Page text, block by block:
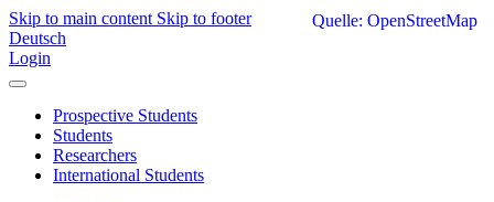
Skip to main content Skip to footer
Deutsch
Login
Prospective Students
Students
Researchers
International Students
Quelle: OpenStreetMap